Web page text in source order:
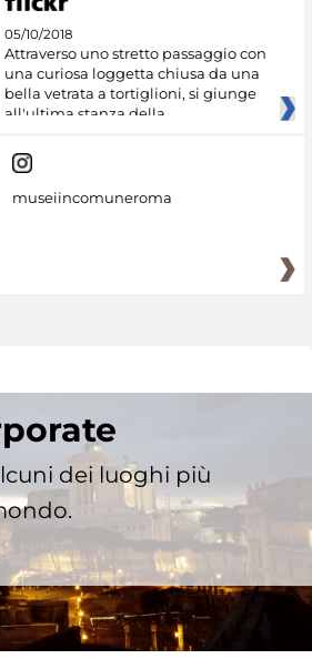
05/10/2018
Attraverso uno stretto passaggio con
una curiosa loggetta chiusa da una
bella vetrata a tortiglioni, si giunge
all'ultima stanza della
museiincomuneroma
dei luoghi più